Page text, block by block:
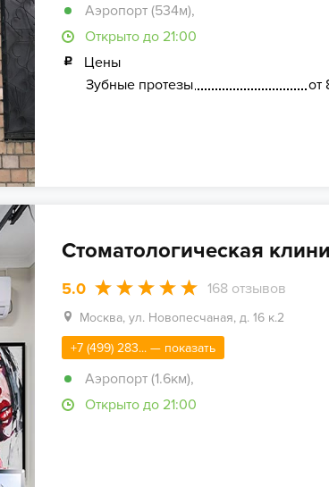
Аэропорт (534м),
Открыто до 21:00
Цены
Зубные протезы
от
Стоматологическая
5.0 168отзывов
Москва, ул. Новопесчаная, д. 16 к.2
+7 (499) 283... — показать
Аэропорт (1.6км),
Открыто до 21:00